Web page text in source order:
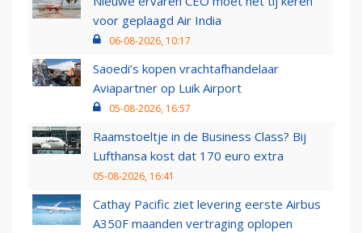
voor geplaagd Air India
06-08-2026, 10:17
Saoedi’s kopen vrachtafhandelaar
Aviapartner op Luik Airport
05-08-2026, 16:57
Raamstoeltje in de Business Class? Bij
Lufthansa kost dat 170 euro extra
05-08-2026, 16:41
Cathay Pacific ziet levering eerste Airbus
A350F maanden vertraging oplopen